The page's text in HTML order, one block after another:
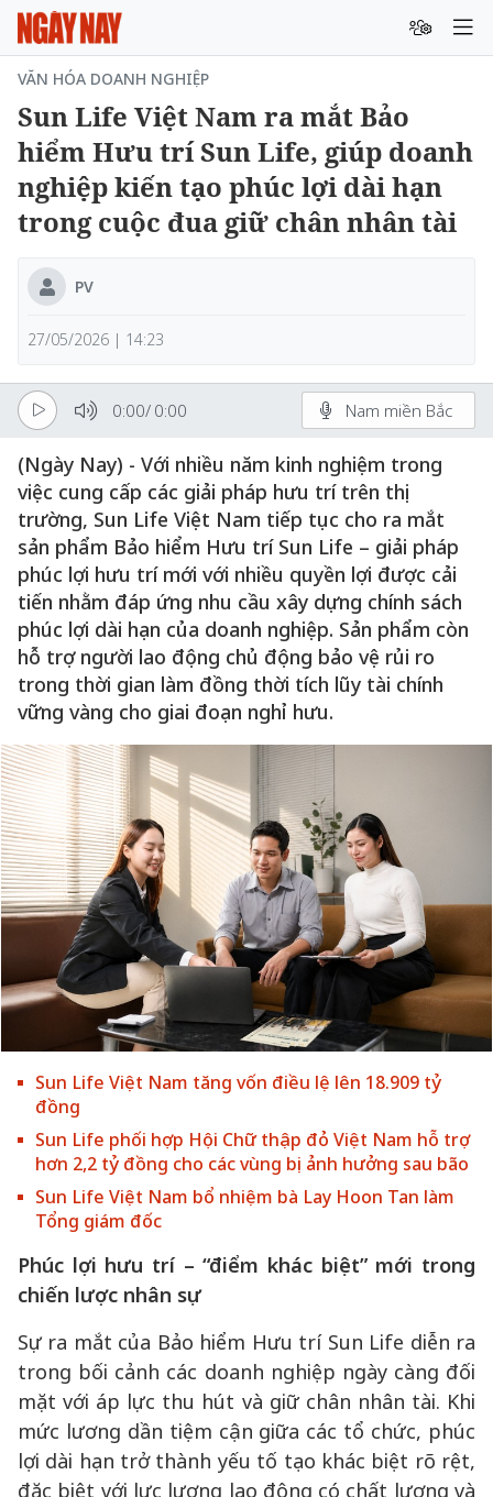
VĂN HÓA DOANH NGHIỆP
Sun Life Việt Nam ra mắt Bảo
hiểm Hưu trí Sun Life, giúp doanh
nghiệp kiến tạo phúc lợi dài hạn
trong cuộc đua giữ chân nhân tài
PV
27/05/2026 | 14:23
0:00/ 0:00 Nam miền Bắc
(Ngày Nay) - Với nhiều năm kinh nghiệm trong
việc cung cấp các giải pháp hưu trí trên thị
trường, Sun Life Việt Nam tiếp tục cho ra mắt
sản phẩm Bảo hiểm Hưu trí Sun Life – giải pháp
phúc lợi hưu trí mới với nhiều quyền lợi được cải
tiến nhằm đáp ứng nhu cầu xây dựng chính sách
phúc lợi dài hạn của doanh nghiệp. Sản phẩm còn
hỗ trợ người lao động chủ động bảo vệ rủi ro
trong thời gian làm đồng thời tích lũy tài chính
vững vàng cho giai đoạn nghỉ hưu.
Sun Life Việt Nam tăng vốn điều lệ lên 18.909 tỷ
đồng
Sun Life phối hợp Hội Chữ thập đỏ Việt Nam hỗ trợ
hơn 2,2 tỷ đồng cho các vùng bị ảnh hưởng sau bão
Sun Life Việt Nam bổ nhiệm bà Lay Hoon Tan làm
Tổng giám đốc
Phúc lợi hưu trí – “điểm khác biệt” mới trong
chiến lược nhân sự
Sự ra mắt của Bảo hiểm Hưu trí Sun Life diễn ra
trong bối cảnh các doanh nghiệp ngày càng đối
mặt với áp lực thu hút và giữ chân nhân tài. Khi
mức lương dần tiệm cận giữa các tổ chức, phúc
lợi dài hạn trở thành yếu tố tạo khác biệt rõ rệt,
đặc biệt với lực lượng lao động có chất lượng và